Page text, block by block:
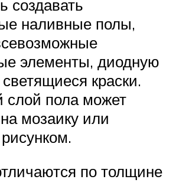
создавать
наливные полы,
элементы, диодную
краски.
слой пола может
мозаику или
по толщине